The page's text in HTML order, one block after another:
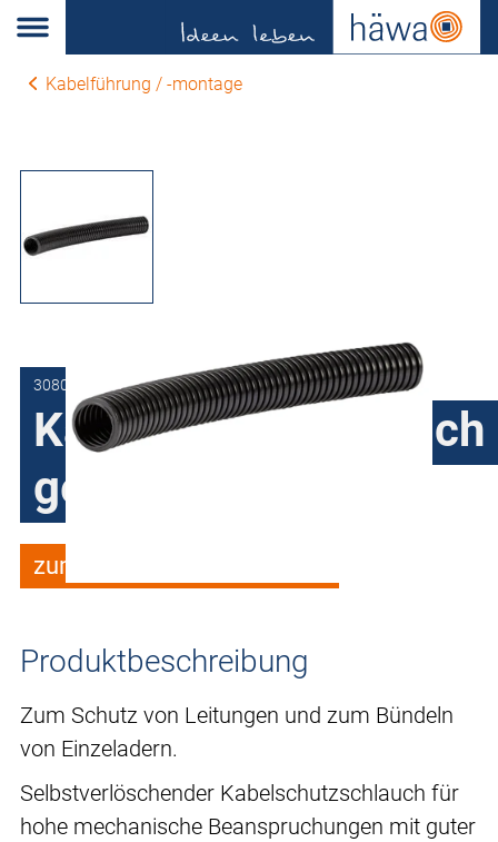
Kabelführung / -montage
3080-9080-01-40
Kabelschutzschlauch
geschlossen
zum Merkzettel hinzufügen
Produktbeschreibung
Zum Schutz von Leitungen und zum Bündeln
von Einzeladern.
Selbstverlöschender Kabelschutzschlauch für
hohe mechanische Beanspruchungen mit guter